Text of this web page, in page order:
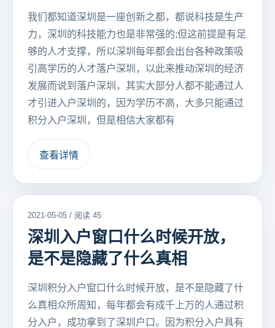
我们都知道深圳是一座创新之都，都说科技是生产
力，深圳的科技能力也是非常强的;但这前提是有足
够的人才支撑，所以深圳每年都会出台各种政策吸
引高学历的人才落户深圳，以此来推动深圳的经济
发展而说到落户深圳，其实大部分人都不能通过人
才引进入户深圳的，因为学历不高，大多只能通过
积分入户深圳，但是相信大家都有
查看详情
2021-05-05 / 阅读 45
深圳入户窗口什么时候开放，
是不是隐藏了什么真相
深圳积分入户窗口什么时候开放，是不是隐藏了什
么真相众所周知，每年都会有成千上万的人通过积
分入户，成功拿到了深圳户口。因为积分入户具有